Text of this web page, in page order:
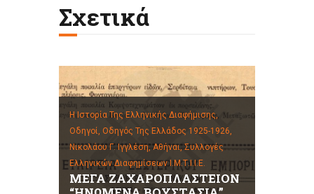
Σχετικά
Η Ιστορία Της Ελληνικής Διαφήμισης,
Οδηγοί, Οδηγός Της Ελλάδος 1925-1926,
Νικολάου Γ. Ιγγλέση, Αθήναι, Συλλογές
Ελληνικών Διαφημίσεων Ι.Μ.Τ.Ι.Ι.Ε.
ΜΕΓΑ ΖΑΧΑΡΟΠΛΑΣΤΕΙΟΝ